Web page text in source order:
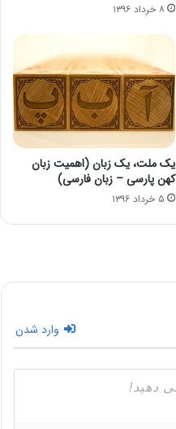
۸ خرداد ۱۳۹۶
یک ملت، یک زبان (اهمیت زبان
کهن پارسی – زبان فارسی)
۵ خرداد ۱۳۹۶
وارد شدن